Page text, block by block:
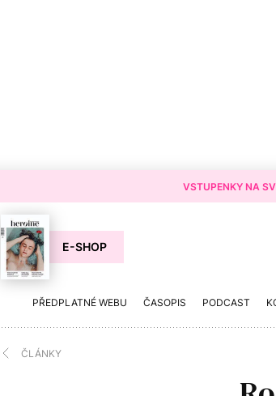
VSTUPENKY NA
E-SHOP
PŘEDPLATNÉ WEBU ČASOPIS PODCAST
ČLÁNKY